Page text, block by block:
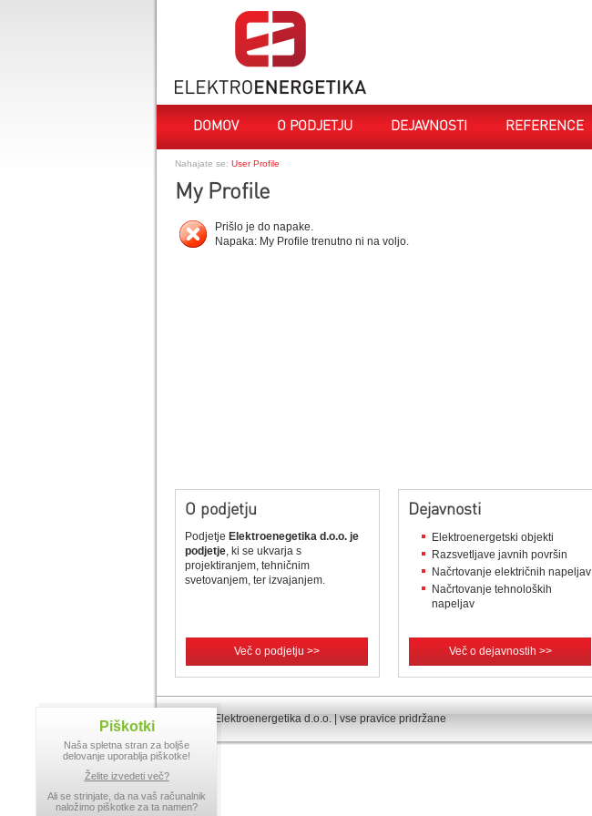
DOMOV O PODJETJU DEJAVNOSTI REFERENCE
Nahajate se: User Profile
My Profile
Prišlo je do napake.
Napaka: My Profile trenutno ni na voljo.
O podjetju
Podjetje Elektroenegetika d.o.o. je
podjetje, ki se ukvarja s
projektiranjem, tehničnim
svetovanjem, ter izvajanjem.
Več o podjetju >>
Dejavnosti
Elektroenergetski objekti
Razsvetljave javnih površin
Načrtovanje električnih napeljav
Načrtovanje tehnoloških
napeljav
Več o dejavnostih >>
© 2013 Elektroenergetika d.o.o. | vse pravice pridržane
Piškotki
Naša spletna stran za boljše
delovanje uporablja piškotke!
Želite izvedeti več?
Ali se strinjate, da na vaš računalnik
naložimo piškotke za ta namen?